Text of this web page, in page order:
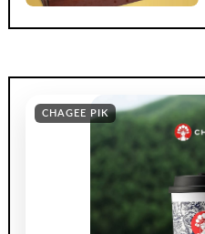
CHAGEE PIK